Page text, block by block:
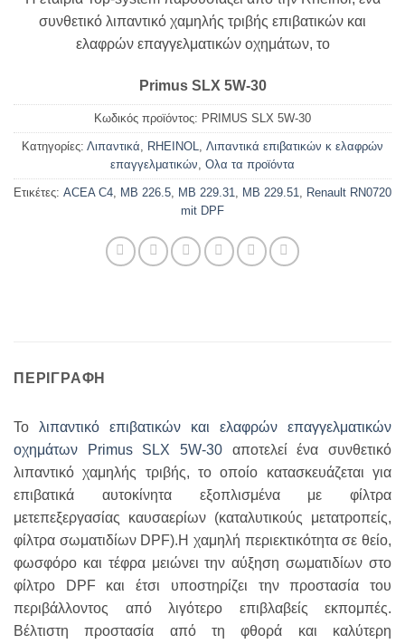
συνθετικό λιπαντικό χαμηλής τριβής επιβατικών και
ελαφρών επαγγελματικών οχημάτων, το
Primus SLX 5W-30
Κωδικός προϊόντος: PRIMUS SLX 5W-30
Κατηγορίες: Λιπαντικά RHEINOL
Λιπαντικά επιβατικών κ ελαφρών
επαγγελματικών Ολα τα προϊόντα
Ετικέτες: ACEA C4 MB 226.5 MB 229.31 MB 229.51
Renault RN0720
mit DPF
ΠΕΡΙΓΡΑΦΉ
Το λιπαντικό επιβατικών και ελαφρών επαγγελματικών
οχημάτων Primus SLX 5W-30 αποτελεί ένα συνθετικό
λιπαντικό χαμηλής τριβής, το οποίο κατασκευάζεται για
επιβατικά αυτοκίνητα εξοπλισμένα με φίλτρα
μετεπεξεργασίας καυσαερίων (καταλυτικούς μετατροπείς,
φίλτρα σωματιδίων DPF).Η χαμηλή περιεκτικότητα σε θείο,
φωσφόρο και τέφρα μειώνει την αύξηση σωματιδίων στο
φίλτρο DPF και έτσι υποστηρίζει την προστασία του
περιβάλλοντος από λιγότερο επιβλαβείς εκπομπές.
Βέλτιστη προστασία από τη φθορά και καλύτερη